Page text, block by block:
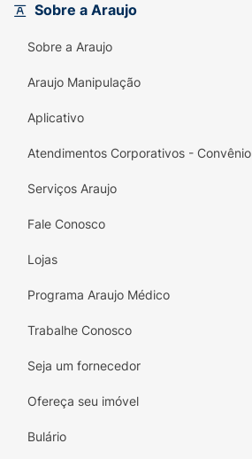
Sobre a Araujo
Sobre a Araujo
Araujo Manipulação
Aplicativo
Atendimentos Corporativos - Convênio
Serviços Araujo
Fale Conosco
Lojas
Programa Araujo Médico
Trabalhe Conosco
Seja um fornecedor
Ofereça seu imóvel
Bulário